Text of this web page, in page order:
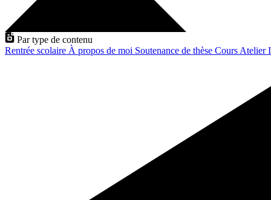
Par type de contenu
Rentrée scolaire À propos de moi Soutenance de thèse Cours Atelier